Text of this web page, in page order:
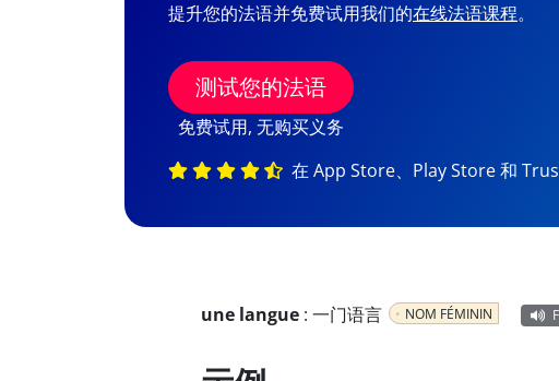
提升您的法语并免费试用我们的在线法语课程。
测试您的法语
免费试用, 无购买义务
在 App Store、Play Store 和
une langue : 一门语言 NOM FÉMININ